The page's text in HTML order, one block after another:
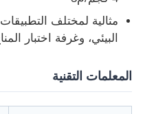
آلة الاختبار العالمية
آلة اختبار التأثير
مثالية لمختلف
البيئي، وغرفة اختبار
المعلمات التقنية